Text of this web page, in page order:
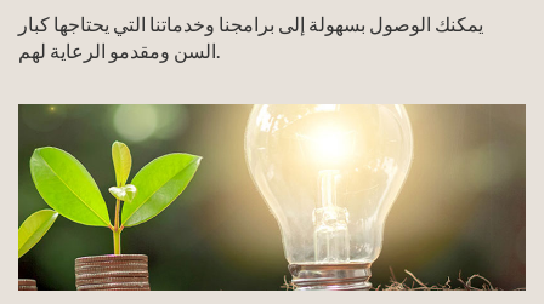
يمكنك الوصول بسهولة إلى برامجنا وخدماتنا التي يحتاجها كبار
السن ومقدمو الرعاية لهم.